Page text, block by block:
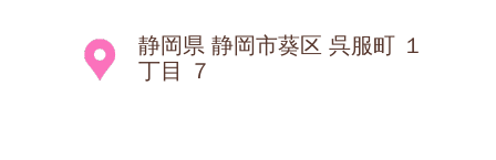
静岡県 静岡市葵区 呉服町 １
丁目 ７